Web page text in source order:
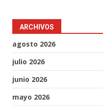
ARCHIVOS
agosto 2026
julio 2026
junio 2026
mayo 2026